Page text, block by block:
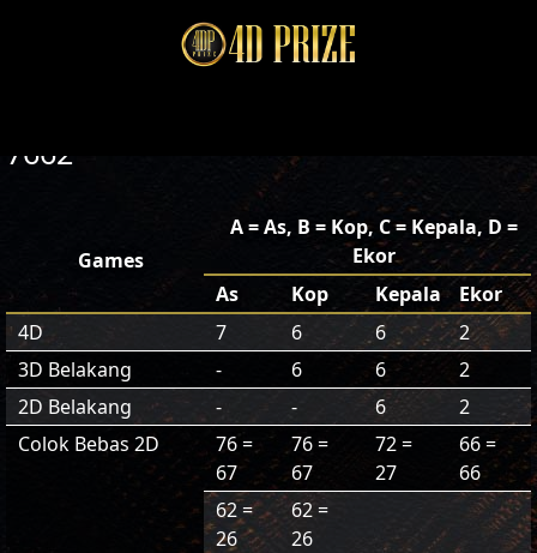
7662
Games
A = As, B = Kop, C = Kepala, D =
Ekor
As
Kop Kepala
Ekor
4D
7 6 6
2
3D Belakang
- 6 6
2
2D Belakang
- - 6
2
Colok Bebas 2D
76 =
67
76 =
67
72 =
27
66 =
66
62 =
26
62 =
26